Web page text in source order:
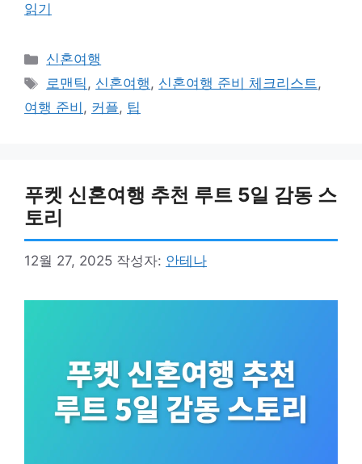
읽기
카
테
리
신혼여행
태
그
로맨틱, 신혼여행, 신혼여행 준비 체크리스트,
여행 준비 , 커플, 팁
푸켓 신혼여행 추천 루트 5일 감동 스
토리
12월 27, 2025 작성자: 안테나